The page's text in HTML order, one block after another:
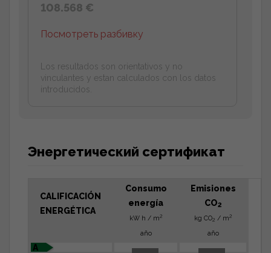
108.568 €
Посмотреть разбивку
Los resultados son orientativos y no
vinculantes y estan calculados con los datos
introducidos.
Энергетический сертификат
CALIFICACIÓN
ENERGÉTICA
Consumo
energía
kW h / m2
año
Emisiones
CO2
kg CO2 / m2
año
A